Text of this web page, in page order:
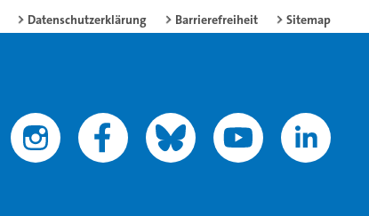
Datenschutzerklärung Barrierefreiheit Sitemap